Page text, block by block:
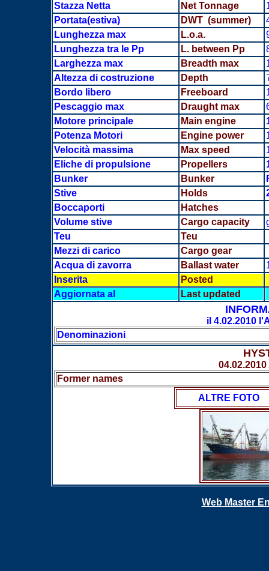
Stazza Netta
Net Tonnage
Portata(estiva)
DWT (summer)
Lunghezza max
L.o.a.
Lunghezza tra le Pp
L. between Pp
Larghezza max
Breadth max
Altezza di costruzione
Depth
Bordo libero
Freeboard
Pescaggio max
Draught max
Motore principale
Main engine
Potenza Motori
Engine power
Velocità massima
Max speed
Eliche di propulsione
Propellers
Bunker
Bunker
Stive
Holds
Boccaporti
Hatches
Volume stive
Cargo capacity
Teu
Teu
Mezzi di carico
Cargo gear
Acqua di zavorra
Ballast water
Inserita
Posted
Aggiornata al
Last updated
il 4.02.2010
Denominazioni
Former names
ALTRE FOTO
Web Master